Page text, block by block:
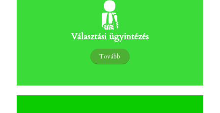
Választási ügyintézés
Tovább